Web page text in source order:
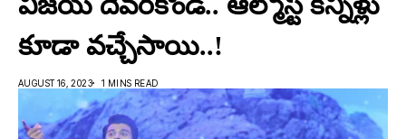
కూడా వ‌చ్చేసాయి..!
AUGUST 16, 2023 1 MINS READ